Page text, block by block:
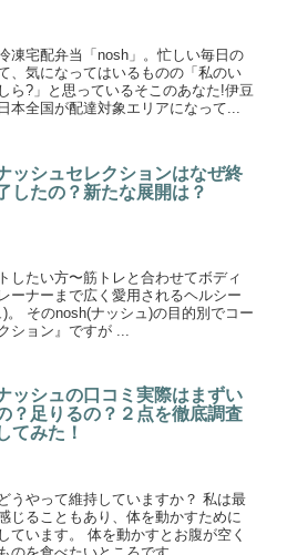
凍宅配弁当「nosh」。忙しい毎日の
、気になってはいるものの「私のい
ら?」と思っているそこのあなた!伊豆
本全国が配達対象エリアになって...
ッシュセレクションはなぜ終
したの？新たな展開は？
したい方〜筋トレと合わせてボディ
ーナーまで広く愛用されるヘルシー
。 そのnosh(ナッシュ)の目的別でコー
ション』ですが ...
ッシュの口コミ実際はまずい
？足りるの？２点を徹底調査
てみた！
うやって維持していますか？ 私は最
じることもあり、体を動かすために
ています。 体を動かすとお腹が空く